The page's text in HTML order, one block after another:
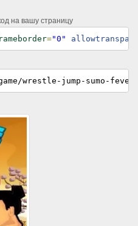
на вашу страницу
="0"
wrestle-jump-sumo-fever